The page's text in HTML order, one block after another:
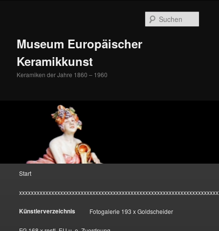
Museum Europäischer
Keramikkunst
Keramiken der Jahre 1860 – 1960
Start
Künstlerverzeichnis Fotogalerie 193 x Goldscheider